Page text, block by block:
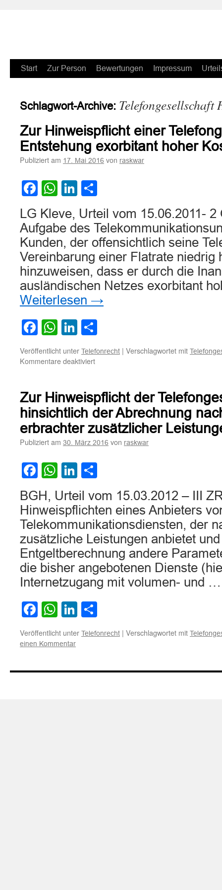
Zum
springen
Start Zur Person Bewertungen Impressum
Schlagwort-Archive: Telefongesellschaft
Zur Hinweispflicht einer
Entstehung exorbitant hoher
Publiziert am 17. Mai 2016 von raskwar
Facebook
WhatsApp
LinkedIn
LG Kleve, Urteil vom 15.06.2011- 2
Aufgabe des
Kunden, der offensichtlich seine
Vereinbarung einer Flatrate niedrig
hinzuweisen, dass er durch die
ausländischen Netzes exorbitant
Weiterlesen →
Facebook
WhatsApp
LinkedIn
Veröffentlicht unter Telefonrecht | Verschlagwortet mit
Kommentare deaktiviertfür
einer
Telefongesellschaft
bei
Entstehung
exorbitant
hoher
Zur Hinweispflicht der
hinsichtlich der Abrechnung
erbrachter zusätzlicher
Publiziert am 30. März 2016 von raskwar
Facebook
WhatsApp
LinkedIn
BGH, Urteil vom 15.03.2012 – III
Hinweispflichten eines Anbieters
Telekommunikationsdiensten, der
zusätzliche Leistungen anbietet
Entgeltberechnung andere
die bisher angebotenen Dienste
Internetzugang mit volumen- und
Facebook
WhatsApp
LinkedIn
Veröffentlicht unter Telefonrecht | Verschlagwortet mit
einen Kommentar